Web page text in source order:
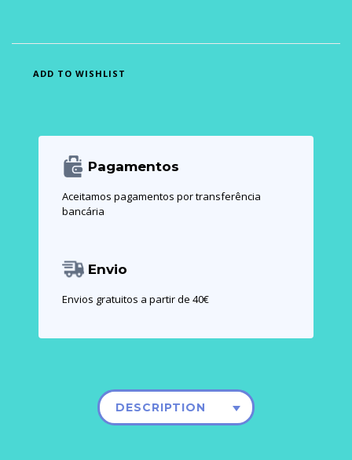
ADD TO WISHLIST
Pagamentos
Aceitamos pagamentos por transferência
bancária
Envio
Envios gratuitos a partir de 40€
DESCRIPTION